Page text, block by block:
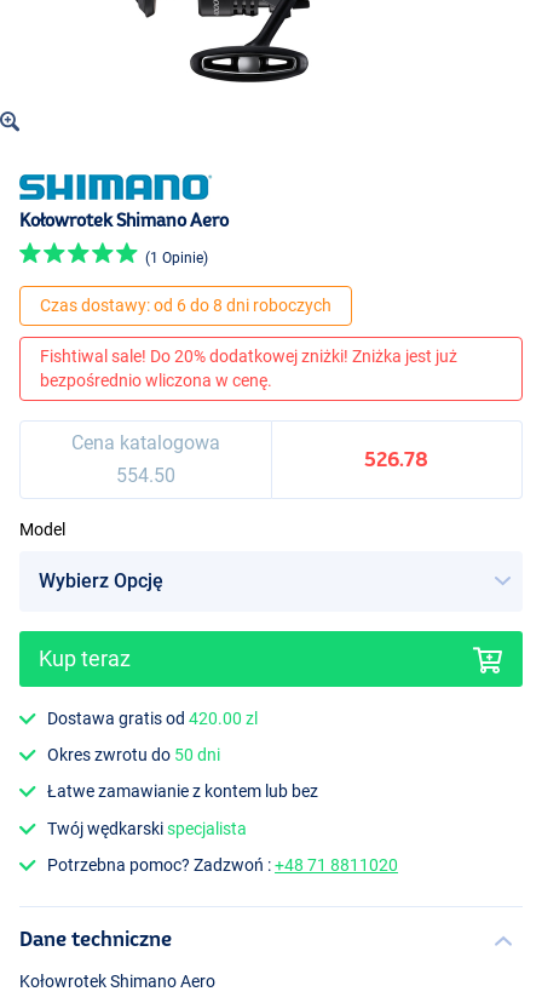
Kołowrotek Shimano Aero
(1 Opinie)
Czas dostawy: od 6 do 8 dni roboczych
Fishtiwal sale! Do 20% dodatkowej zniżki! Zniżka jest już
bezpośrednio wliczona w cenę.
Cena katalogowa
554.50
526.78
Model
Kup teraz
Dostawa gratis od420.00 zl
Okres zwrotu do 50 dni
Łatwe zamawianie z kontem lub bez
Twój wędkarskispecjalista
Potrzebna pomoc? Zadzwoń :+48 71 8811020
Dane techniczne
Kołowrotek Shimano Aero